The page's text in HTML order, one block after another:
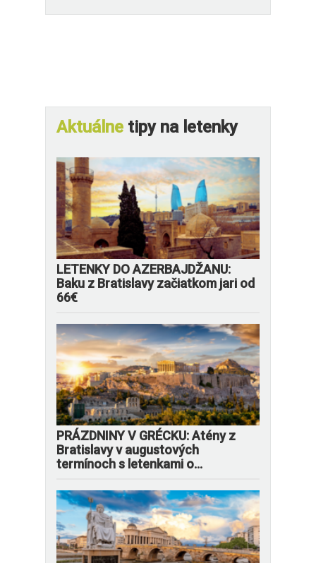
Aktuálne tipy na letenky
LETENKY DO AZERBAJDŽANU:
Baku z Bratislavy začiatkom jari od
66€
PRÁZDNINY V GRÉCKU: Atény z
Bratislavy v augustových
termínoch s letenkami o...